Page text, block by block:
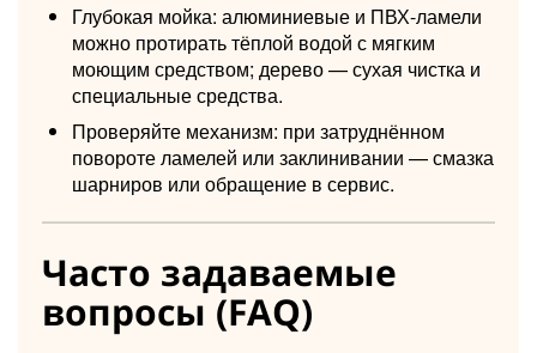
Глубокая мойка: алюминиевые и ПВХ-ламели
можно протирать тёплой водой с мягким
моющим средством; дерево — сухая чистка и
специальные средства.
Проверяйте механизм: при затруднённом
повороте ламелей или заклинивании — смазка
шарниров или обращение в сервис.
Часто задаваемые
вопросы (FAQ)